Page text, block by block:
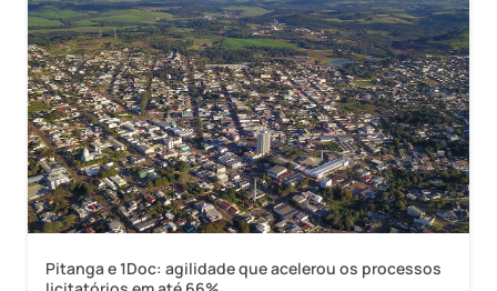
Pitanga e 1Doc: agilidade que acelerou os processos